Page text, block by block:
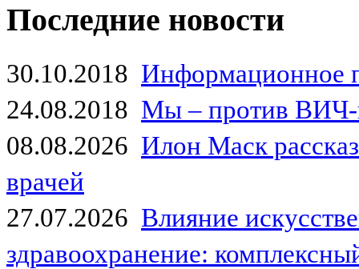
Последние новости
30.10.2018 Информационное
24.08.2018 Мы – против
08.08.2026 Илон Маск
врачей
27.07.2026 Влияние
здравоохранение: